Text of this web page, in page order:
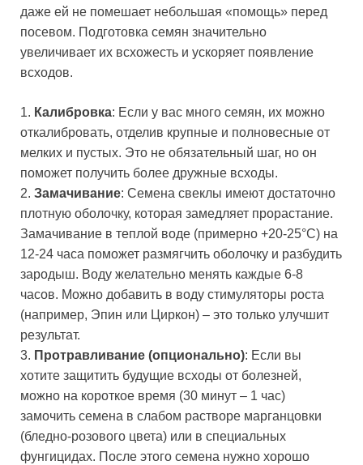
даже ей не помешает небольшая «помощь» перед
посевом. Подготовка семян значительно
увеличивает их всхожесть и ускоряет появление
всходов.
1. Калибровка: Если у вас много семян, их можно
откалибровать, отделив крупные и полновесные от
мелких и пустых. Это не обязательный шаг, но он
поможет получить более дружные всходы.
2. Замачивание: Семена свеклы имеют достаточно
плотную оболочку, которая замедляет прорастание.
Замачивание в теплой воде (примерно +20-25°C) на
12-24 часа поможет размягчить оболочку и разбудить
зародыш. Воду желательно менять каждые 6-8
часов. Можно добавить в воду стимуляторы роста
(например, Эпин или Циркон) – это только улучшит
результат.
3. Протравливание (опционально): Если вы
хотите защитить будущие всходы от болезней,
можно на короткое время (30 минут – 1 час)
замочить семена в слабом растворе марганцовки
(бледно-розового цвета) или в специальных
фунгицидах. После этого семена нужно хорошо